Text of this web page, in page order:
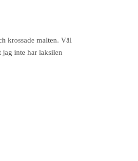
krossade malten. Väl
jag inte har laksilen